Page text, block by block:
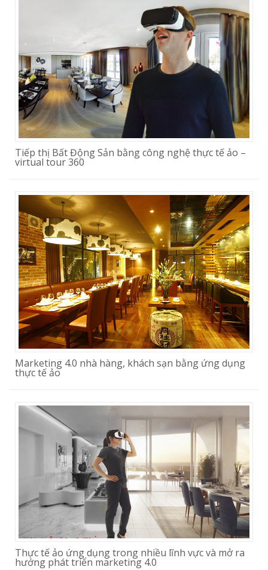
Tiếp thị Bất Động Sản bằng công nghệ thực tế ảo –
virtual tour 360
Marketing 4.0 nhà hàng, khách sạn bằng ứng dụng
thực tế ảo
Thực tế ảo ứng dụng trong nhiều lĩnh vực và mở ra
hướng phát triển marketing 4.0